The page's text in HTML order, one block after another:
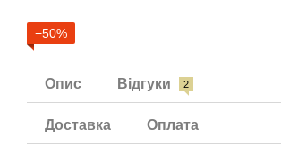
−50%
Опис Відгуки 2
Доставка Оплата